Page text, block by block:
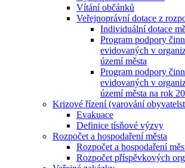
Vítání občánků
Veřejnoprávní dotace z
Individuální dotace
Program podpory
evidovaných v
území města
Program podpory
evidovaných v
území města na rok
Krizové řízení (varování
Evakuace
Definice tísňové výzvy
Rozpočet a hospodaření města
Rozpočet a hospodaření
Rozpočet příspěvkových